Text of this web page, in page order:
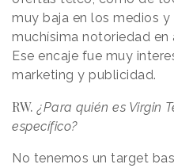
muy baja en los medios
muchísima notoriedad en
Ese encaje fue muy
marketing y publicidad.
RW. ¿Para quién es Virgin
específico?
No tenemos un target